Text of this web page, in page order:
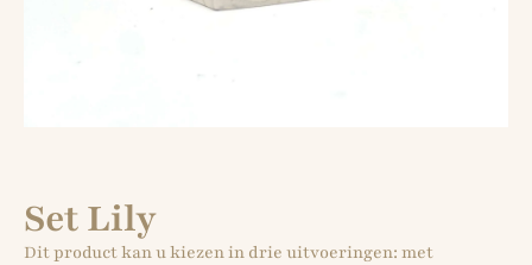
Set Lily
Dit product kan u kiezen in drie uitvoeringen: met